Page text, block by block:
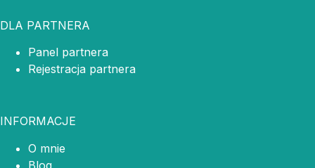
DLA PARTNERA
Panel partnera
Rejestracja partnera
INFORMACJE
O mnie